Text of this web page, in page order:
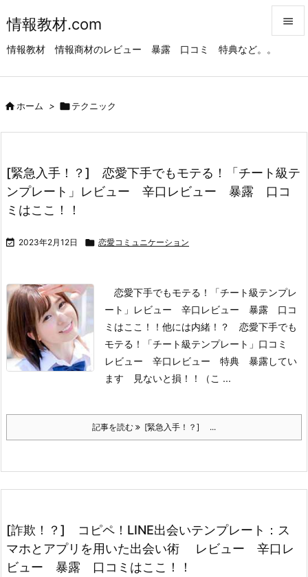
情報教材.com
情報教材 情報商材のレビュー 暴露 口コミ 特典など。。

前へ
次へ

ホーム > テクニック
[緊急入手！？] 恋愛下手でもモテる！「チート級テ
ンプレート」レビュー 辛口レビュー 暴露 口コ
ミはここ！！
 2023年2月12日  恋愛コミュニケーション
恋愛下手でもモテる！「チート級テンプレ
ート」レビュー 辛口レビュー 暴露 口コ
ミはここ！！ 他には内緒！？ 恋愛下手でも
モテる！「チート級テンプレート」口コミ
レビュー 辛口レビュー 特典 暴露してい
ます 見ないと損！！
（こ ...
記事を読む [緊急入手！？] ...
[詐欺！？] コピペ！LINE出会いテンプレート：ス
マホとアプリを用いた出会い術 レビュー 辛口レ
ビュー 暴露 口コミはここ！！